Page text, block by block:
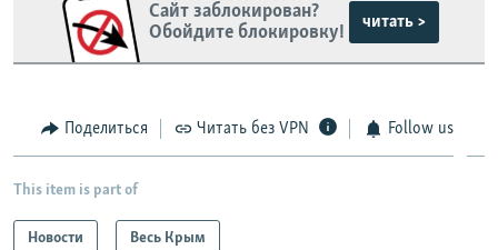
Сайт заблокирован?
Обойдите блокировку!
читать >
Поделиться Читать без VPN Follow us
This item is part of
Новости Весь Крым